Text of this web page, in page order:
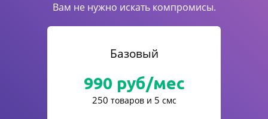
Вам не нужно искать компромисы.
Базовый
990 руб/мес
250 товаров и 5 смс